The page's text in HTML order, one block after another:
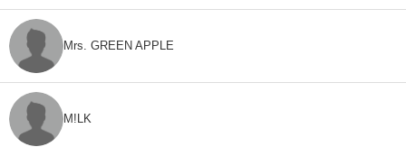
Mrs. GREEN APPLE
M!LK